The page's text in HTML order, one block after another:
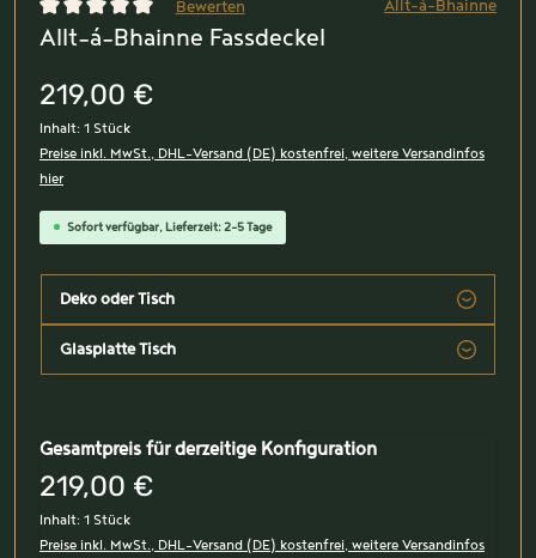
Durchschnittliche Bewertung von 0 von 5 Sternen
Bewerten Allt-á-Bhainne
Allt-á-Bhainne Fassdeckel
219,00 €
Inhalt: 1 Stück
Preise inkl. MwSt., DHL-Versand (DE) kostenfrei, weitere Versandinfos
hier
Sofort verfügbar, Lieferzeit: 2-5 Tage
Deko oder Tisch
Glasplatte Tisch
Gesamtpreis für derzeitige Konfiguration
219,00 €
Inhalt: 1 Stück
Preise inkl. MwSt., DHL-Versand (DE) kostenfrei, weitere Versandinfos